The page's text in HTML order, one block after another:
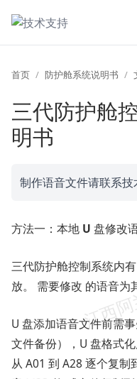
首页 防护舱系统说明书
三代防护舱
明书
制作语音文件请联系技
方法一：本地 U 盘修改
三代防护舱控制系统内
放。 需要修改 的语音为
U 盘添加语音文件前需
文件备份），U 盘格式
从 A01 到 A28 逐个复